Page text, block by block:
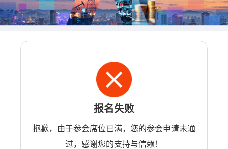
报名失败
抱歉，由于参会席位已满，您的参会申请未通
过，感谢您的支持与信赖！